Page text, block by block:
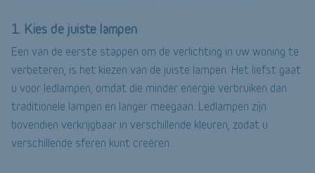
1. Kies de juiste lampen
Een van de eerste stappen om de verlichting in uw woning te
verbeteren, is het kiezen van de juiste lampen. Het liefst gaat
u voor ledlampen, omdat die minder energie verbruiken dan
traditionele lampen en langer meegaan. Ledlampen zijn
bovendien verkrijgbaar in verschillende kleuren, zodat u
verschillende sferen kunt creëren.